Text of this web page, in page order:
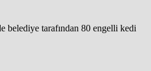
belediye tarafından 80 engelli kedi